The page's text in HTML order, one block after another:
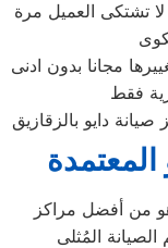
لا تشتكى العميل مرة
مجانا بدون ادنى
فقط
المعتمدة
من أفضل مراكز
المُثلى